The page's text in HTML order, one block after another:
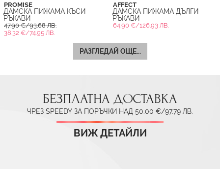
PROMISE
ДАМСКА ПИЖАМА КЪСИ
РЪКАВИ
47.90 €/93.68 ЛВ.
38.32 €/74.95 ЛВ.
AFFECT
ДАМСКА ПИЖАМА ДЪЛГИ
РЪКАВИ
64.90 €/126.93 ЛВ.
РАЗГЛЕДАЙ ОЩЕ...
БЕЗПЛАТНА ДОСТАВКА
ЧРЕЗ SPEEDY ЗА ПОРЪЧКИ НАД 50.00 €/97.79 ЛВ.
ВИЖ ДЕТАЙЛИ